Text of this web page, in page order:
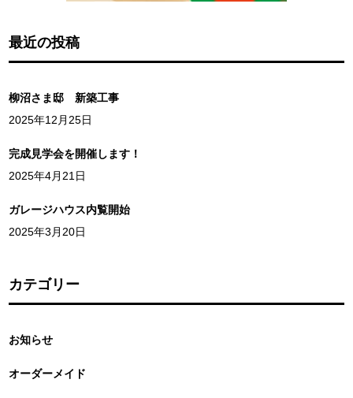
最近の投稿
柳沼さま邸 新築工事
2025年12月25日
完成見学会を開催します！
2025年4月21日
ガレージハウス内覧開始
2025年3月20日
カテゴリー
お知らせ
オーダーメイド